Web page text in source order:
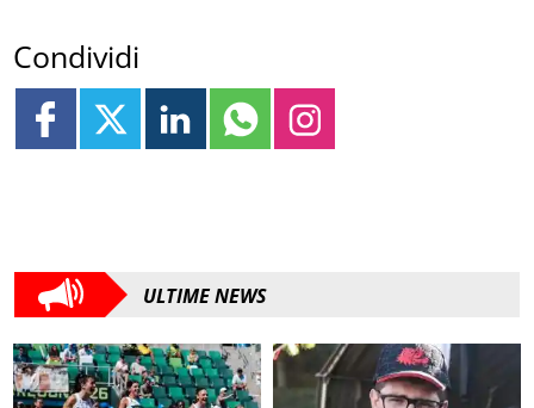
Condividi
ULTIME NEWS